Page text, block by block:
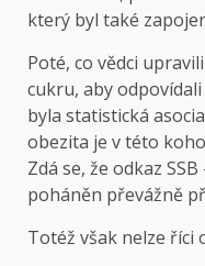
který byl také
Poté, co vědci
cukru, aby
byla statistická
obezita je v této
Zdá se, že odkaz
poháněn převážně
Totéž však nelze říci